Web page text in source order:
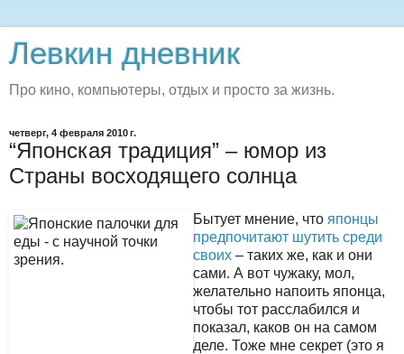
Левкин дневник
Про кино, компьютеры, отдых и просто за жизнь.
четверг, 4 февраля 2010 г.
“Японская традиция” – юмор из
Страны восходящего солнца
Бытует мнение, что японцы
предпочитают шутить среди
своих – таких же, как и они
сами. А вот чужаку, мол,
желательно напоить японца,
чтобы тот расслабился и
показал, каков он на самом
деле. Тоже мне секрет (это я